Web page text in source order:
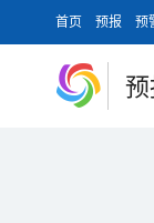
首页 预报 预